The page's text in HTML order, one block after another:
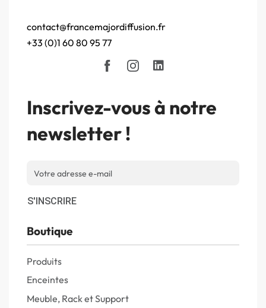
contact@francemajordiffusion.fr
+33 (0)1 60 80 95 77
Inscrivez-vous à notre
newsletter !
S'INSCRIRE
Boutique
Produits
Enceintes
Meuble, Rack et Support